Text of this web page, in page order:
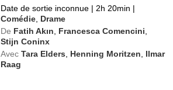
Date de sortie inconnue | 2h 20min |
Comédie Drame
De Fatih Akın Francesca Comencini
Stijn Coninx
Avec Tara Elders Henning Moritzen
Ilmar
Raag